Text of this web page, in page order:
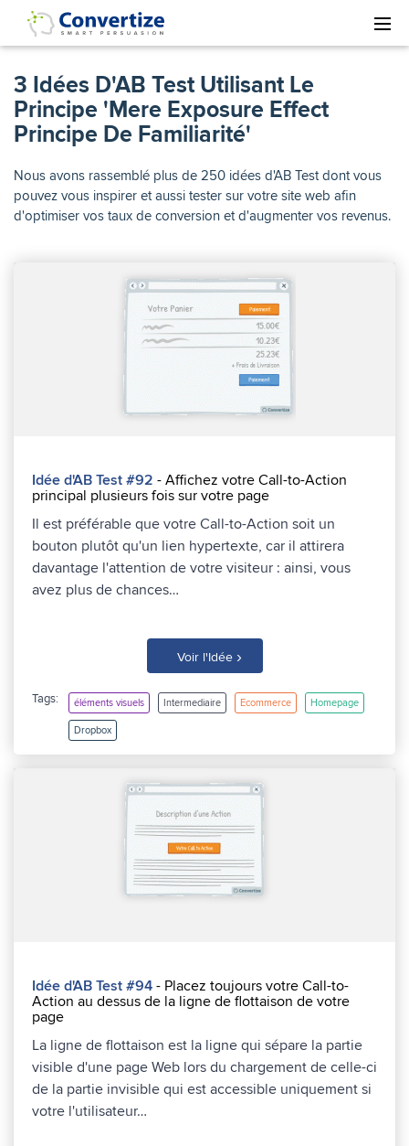
3 Idées D'AB Test Utilisant Le
Principe 'Mere Exposure Effect
Principe De Familiarité'
Nous avons rassemblé plus de 250 idées d'AB Test dont vous
pouvez vous inspirer et aussi tester sur votre site web afin
d'optimiser vos taux de conversion et d'augmenter vos revenus.
Idée d'AB Test #92 - Affichez votre Call-to-Action
principal plusieurs fois sur votre page
Il est préférable que votre Call-to-Action soit un
bouton plutôt qu'un lien hypertexte, car il attirera
davantage l'attention de votre visiteur : ainsi, vous
avez plus de chances…
Voir l'Idée ›
Tags: éléments visuels Intermediaire Ecommerce Homepage
Dropbox
Idée d'AB Test #94 - Placez toujours votre Call-to-
Action au dessus de la ligne de flottaison de votre
page
La ligne de flottaison est la ligne qui sépare la partie
visible d'une page Web lors du chargement de celle-ci
de la partie invisible qui est accessible uniquement si
votre l'utilisateur…